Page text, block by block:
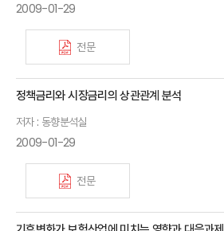
2009-01-29
전문
정책금리와 시장금리의 상관관계 분석
저자 : 동향분석실
2009-01-29
전문